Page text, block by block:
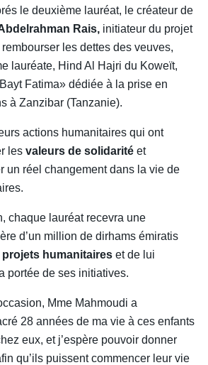
le deuxième lauréat, le créateur de
Rais, initiateur du projet
les dettes des veuves,
lauréate, Hind Al Hajri du Koweït,
Fatima» dédiée à la prise en
à Zanzibar (Tanzanie).
actions humanitaires qui ont
les valeurs de solidarité et
un réel changement dans la vie de
chaque lauréat recevra une
d’un million de dirhams émiratis
projets humanitaires et de lui
portée de ses initiatives.
Mme Mahmoudi a
28 années de ma vie à ces enfants
eux, et j’espère pouvoir donner
qu’ils puissent commencer leur vie